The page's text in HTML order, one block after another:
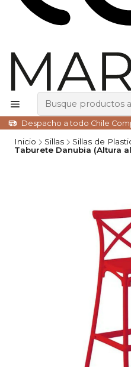
Despacho a todo Chile
Inicio Sillas
Sillas de
Taburete Danubia (Altura